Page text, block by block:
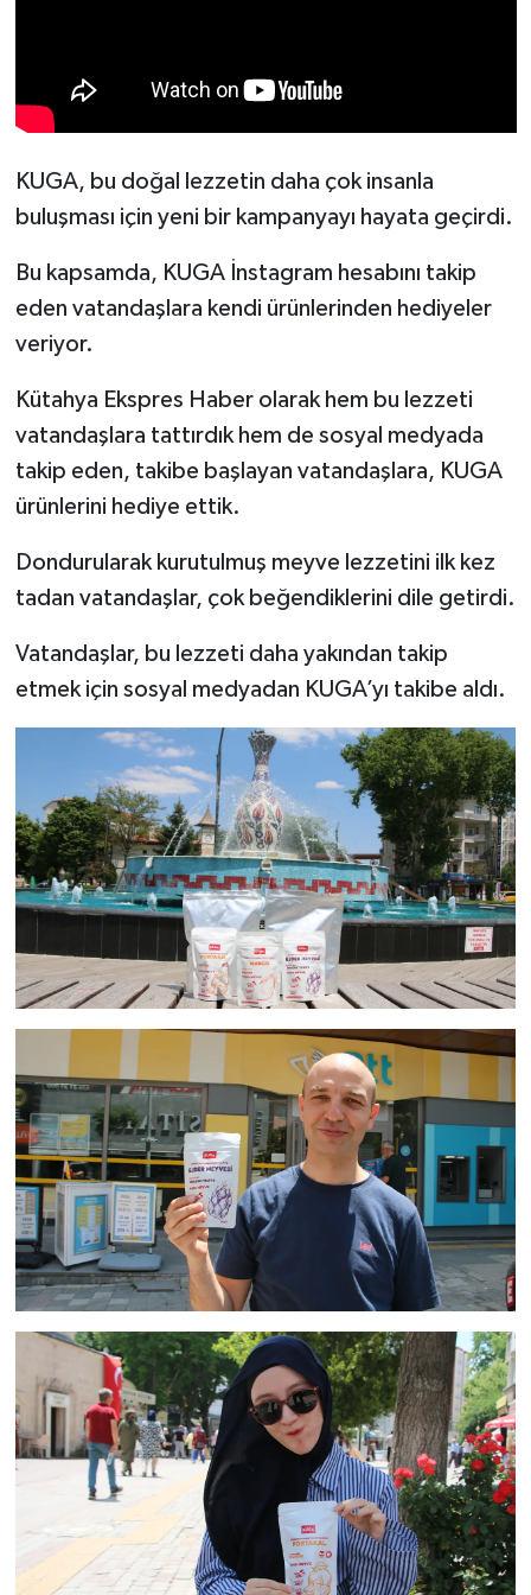
KUGA, bu doğal lezzetin daha çok insanla
buluşması için yeni bir kampanyayı hayata geçirdi.
Bu kapsamda, KUGA İnstagram hesabını takip
eden vatandaşlara kendi ürünlerinden hediyeler
veriyor.
Kütahya Ekspres Haber olarak hem bu lezzeti
vatandaşlara tattırdık hem de sosyal medyada
takip eden, takibe başlayan vatandaşlara, KUGA
ürünlerini hediye ettik.
Dondurularak kurutulmuş meyve lezzetini ilk kez
tadan vatandaşlar, çok beğendiklerini dile getirdi.
Vatandaşlar, bu lezzeti daha yakından takip
etmek için sosyal medyadan KUGA’yı takibe aldı.
Video Galeri